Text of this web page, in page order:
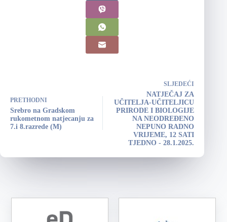
PRETHODNI
Srebro na Gradskom
rukometnom natjecanju za
7.i 8.razrede (M)
SLJEDEĆI
NATJEČAJ ZA
UČITELJA-UČITELJICU
PRIRODE I BIOLOGIJE
NA NEODREĐENO
NEPUNO RADNO
VRIJEME, 12 SATI
TJEDNO - 28.1.2025.